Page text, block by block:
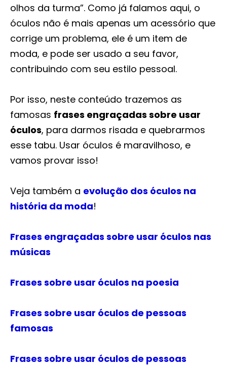
olhos da turma”. Como já falamos aqui, o
óculos não é mais apenas um acessório que
corrige um problema, ele é um item de
moda, e pode ser usado a seu favor,
contribuindo com seu estilo pessoal.
Por isso, neste conteúdo trazemos as
famosas frases engraçadas sobre usar
óculos, para darmos risada e quebrarmos
esse tabu. Usar óculos é maravilhoso, e
vamos provar isso!
Veja também a evolução dos óculos na
história da moda!
Frases engraçadas sobre usar óculos nas
músicas
Frases sobre usar óculos na poesia
Frases sobre usar óculos de pessoas
famosas
Frases sobre usar óculos de pessoas